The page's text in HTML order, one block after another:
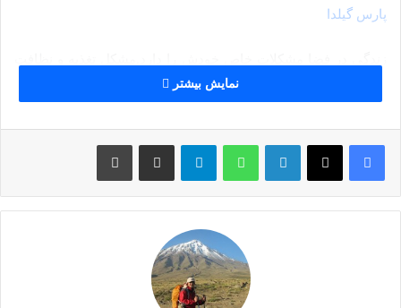
پارس گیلدا
از جمله مهمترین مشکلات زیست در فضا هستند.شستن سر وبدن و
نیز روش رفع حاجت و نوع تغذیه و حفظ آمادگی بدنی در مدت درازی
که فضانوردان در فضا بسر میبرند حتما از مهمترین مواردی هستند
که دانشمندان رو این موضوع مطالعه کرده و راهکار عملی به
فضانوردان ارائه کرده اند.در غیر اینصورت ماندن دراز مدت در فضا
مشک آفرین خواهد شد.در این میان بنظر مشکل زنان فضانورد بیش
کارهای علمی و تحقیقی همیشه با رنج ومرارت فراوان همراه
نمایش بیشتر
لینکداین واتس آپ تلگرام اشتراک گذاری با ایمیل